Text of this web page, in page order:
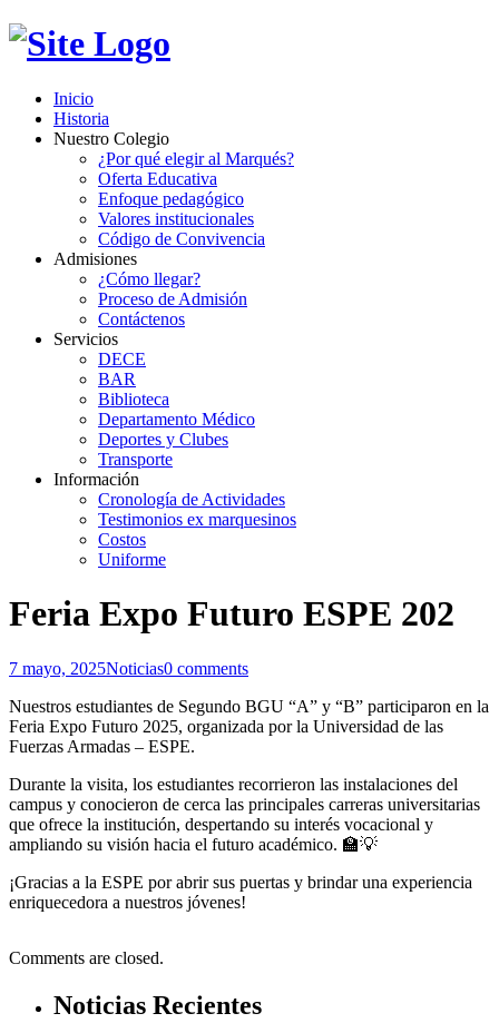
Inicio
Historia
Nuestro Colegio
¿Por qué elegir al Marqués?
Oferta Educativa
Enfoque pedagógico
Valores institucionales
Código de Convivencia
Admisiones
¿Cómo llegar?
Proceso de Admisión
Contáctenos
Servicios
DECE
BAR
Biblioteca
Departamento Médico
Deportes y Clubes
Transporte
Información
Cronología de Actividades
Testimonios ex marquesinos
Costos
Uniforme
Feria Expo Futuro ESPE 202
7 mayo, 2025Noticias0 comments
Nuestros estudiantes de Segundo BGU “A” y “B” participaron en la
Feria Expo Futuro 2025, organizada por la Universidad de las
Fuerzas Armadas – ESPE.
Durante la visita, los estudiantes recorrieron las instalaciones del
campus y conocieron de cerca las principales carreras universitarias
que ofrece la institución, despertando su interés vocacional y
ampliando su visión hacia el futuro académico. 🏫💡
¡Gracias a la ESPE por abrir sus puertas y brindar una experiencia
enriquecedora a nuestros jóvenes!
Comments are closed.
Noticias Recientes